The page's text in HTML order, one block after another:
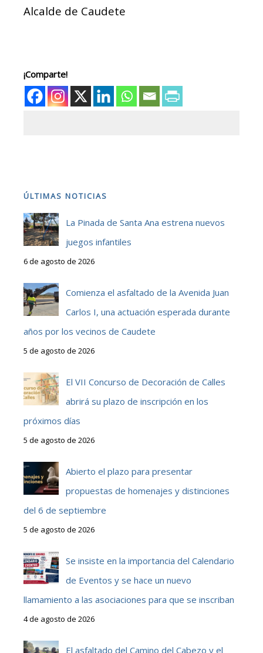
Alcalde de Caudete
¡Comparte!
ÚLTIMAS NOTICIAS
La Pinada de Santa Ana estrena nuevos
juegos infantiles
6 de agosto de 2026
Comienza el asfaltado de la Avenida Juan
Carlos I, una actuación esperada durante
años por los vecinos de Caudete
5 de agosto de 2026
El VII Concurso de Decoración de Calles
abrirá su plazo de inscripción en los
próximos días
5 de agosto de 2026
Abierto el plazo para presentar
propuestas de homenajes y distinciones
del 6 de septiembre
5 de agosto de 2026
Se insiste en la importancia del Calendario
de Eventos y se hace un nuevo
llamamiento a las asociaciones para que se inscriban
4 de agosto de 2026
El asfaltado del Camino del Cabezo y el